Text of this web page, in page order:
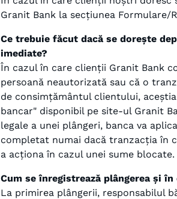
Granit Bank la secțiunea Formulare/
Ce trebuie făcut dacă se dorește
imediate?
În cazul în care clienții Granit Bank
persoană neautorizată sau că o
de consimțământul clientului,
bancar" disponibil pe site-ul Granit
legale a unei plângeri, banca va
completat numai dacă tranzacția în
a acționa în cazul unei sume blocate.
Cum se înregistrează plângerea și
La primirea plângerii, responsabilul